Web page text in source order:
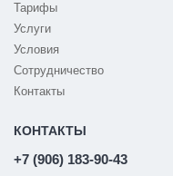
Тарифы
Услуги
Условия
Сотрудничество
Контакты
КОНТАКТЫ
+7 (906) 183-90-43